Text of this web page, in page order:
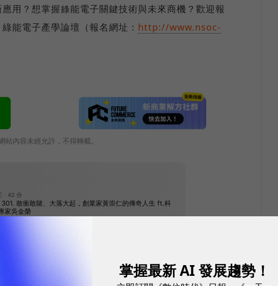
用？想掌握綠能電子關鍵技術與未來商機？歡迎報
能電子產學論壇（報名網址： http://www.nsoc-
站內容未經允許，不得轉載。
掌握最新 AI 發展趨勢！